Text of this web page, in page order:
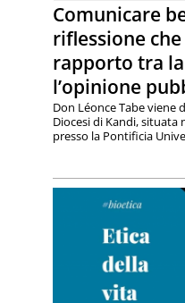
Comunicare
riflessione
rapporto tra
l’opinione
Don Léonce Tabe viene
Diocesi di Kandi, situata
presso la Pontificia